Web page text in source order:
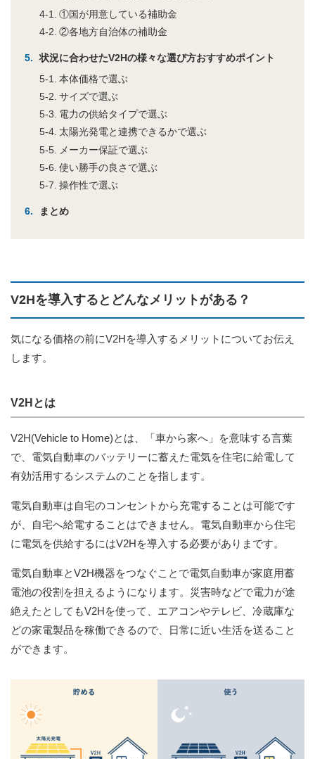
①国が用意している補助金
②各地方自治体の補助金
状況に合わせたV2Hの様々な選び方おすすめポイント
本体価格で選ぶ
サイズで選ぶ
電力の供給タイプで選ぶ
太陽光発電と連携できるかで選ぶ
メーカー保証で選ぶ
使い勝手の良さで選ぶ
操作性で選ぶ
まとめ
V2Hを導入するとどんなメリットがある？
気になる価格の前にV2Hを導入するメリットについてお伝え
します。
V2Hとは
V2H(Vehicle to Home)とは、「車から家へ」を意味する言葉
で、電気自動車のバッテリーに蓄えた電気を住宅に給電して
有効活用するシステムのことを指します。
電気自動車は自宅のコンセントから充電することは可能です
が、自宅へ給電することはできません。電気自動車から住宅
に電気を供給するにはV2Hを導入する必要がありまです。
電気自動車とV2H機器をつなぐことで電気自動車が家庭用蓄
電池の役割を担えるようになります。災害時などで電力が途
絶えたとしてもV2Hを使って、エアコンやテレビ、冷蔵庫な
どの家電製品を稼働できるので、日常に近い生活を送ること
ができます。